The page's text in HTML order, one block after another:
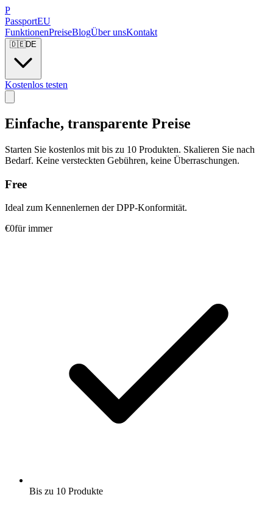
P
PassportEU
FunktionenPreiseBlogÜber unsKontakt
🇩🇪DE
Kostenlos testen
Einfache, transparente Preise
Starten Sie kostenlos mit bis zu 10 Produkten. Skalieren Sie nach
Bedarf. Keine versteckten Gebühren, keine Überraschungen.
Free
Ideal zum Kennenlernen der DPP-Konformität.
€0für immer
Bis zu 10 Produkte